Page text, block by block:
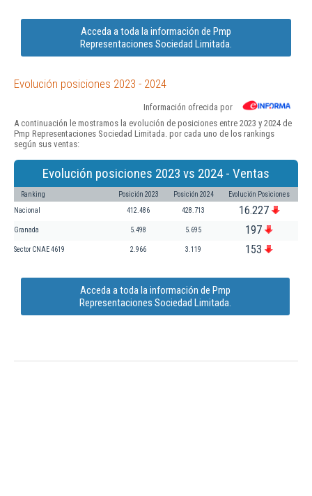
Acceda a toda la información de Pmp
Representaciones Sociedad Limitada.
Evolución posiciones 2023 - 2024
Información ofrecida por
A continuación le mostramos la evolución de posiciones entre 2023 y 2024 de
Pmp Representaciones Sociedad Limitada. por cada uno de los rankings
según sus ventas:
Evolución posiciones 2023 vs 2024 - Ventas
Ranking Posición 2023 Posición 2024 Evolución Posiciones
Nacional 412.486 428.713 16.227
Granada 5.498 5.695 197
Sector CNAE 4619 2.966 3.119 153
Acceda a toda la información de Pmp
Representaciones Sociedad Limitada.